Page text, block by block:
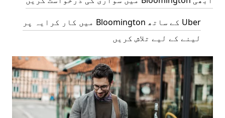
Uber کے ساتھ Bloomington میں کار کرایہ پر
لینے کے لیے تلاش کریں